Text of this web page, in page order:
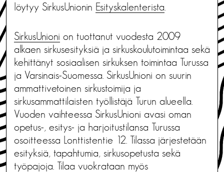
löytyy SirkusUnionin Esityskalenterista
SirkusUnioni on tuottanut vuodesta 2009
alkaen sirkusesityksiä ja sirkuskoulutoimintaa sekä
kehittänyt sosiaalisen sirkuksen toimintaa Turussa
ja Varsinais-Suomessa. SirkusUnioni on suurin
ammattivetoinen sirkustoimija ja
sirkusammattilaisten työllistäjä Turun alueella.
Vuoden vaihteessa SirkusUnioni avasi oman
opetus-, esitys- ja harjoitustilansa Turussa
osoitteessa Lonttistentie 12. Tilassa järjestetään
esityksiä, tapahtumia, sirkusopetusta sekä
työpajoja. Tilaa vuokrataan myös